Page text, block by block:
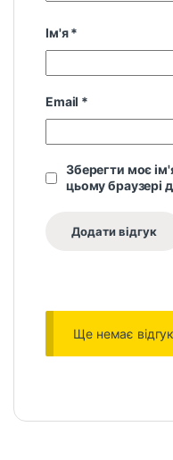
Ім'я*
Email *
Зберегти моє
цьому браузері
Ще немає